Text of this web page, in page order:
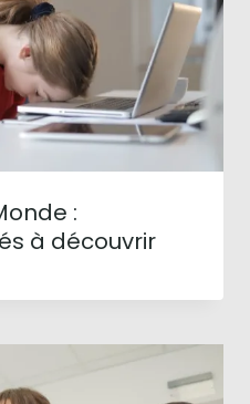
:
à découvrir